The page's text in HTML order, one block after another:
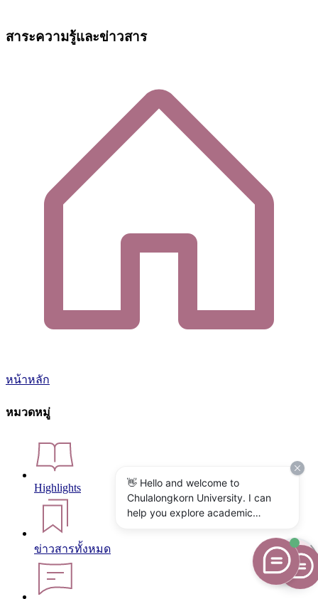
สาระความรู้และข่าวสาร
หน้าหลัก
หมวดหมู่
Highlights
ข่าวสารทั้งหมด
👋 Hello and welcome to
Chulalongkorn University. I can
help you explore academic